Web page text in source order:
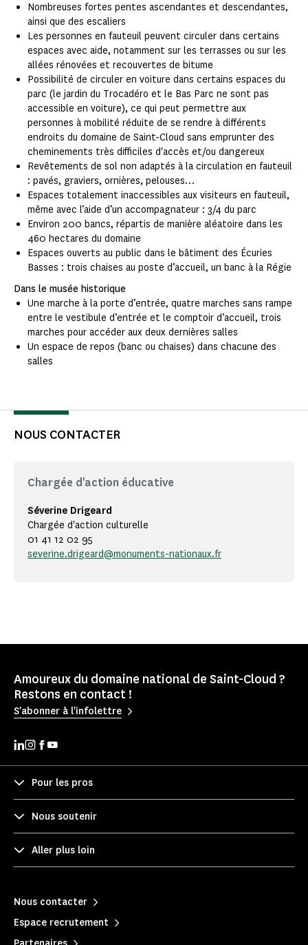
Nombreuses fortes pentes ascendantes et descendantes,
ainsi que des escaliers
Les personnes en fauteuil peuvent circuler dans certains
espaces avec aide, notamment sur les terrasses ou sur les
allées rénovées et recouvertes de bitume
Possibilité de circuler en voiture dans certains espaces du
parc (le jardin du Trocadéro et le Bas Parc ne sont pas
accessible en voiture), ce qui peut permettre aux
personnes à mobilité réduite de se rendre à différents
endroits du domaine de Saint-Cloud sans emprunter des
cheminements très difficiles d'accès et/ou dangereux
Revêtements de sol non adaptés à la circulation en fauteuil
: pavés, graviers, ornières, pelouses…
Espaces totalement inaccessibles aux visiteurs en fauteuil,
même avec l’aide d’un accompagnateur : 3/4 du parc
Environ 200 bancs, répartis de manière aléatoire dans les
460 hectares du domaine
Espaces ouverts au public dans le bâtiment des Écuries
Basses : trois chaises au poste d’accueil, un banc à la Régie
Dans le musée historique
Une marche à la porte d’entrée, quatre marches sans rampe
entre le vestibule d’entrée et le comptoir d’accueil, trois
marches pour accéder aux deux dernières salles
Un espace de repos (banc ou chaises) dans chacune des
salles
NOUS CONTACTER
Chargée d'action éducative
Séverine Drigeard
Chargée d'action culturelle
01 41 12 02 95
severine.drigeard@monuments-nationaux.fr
Amoureux du domaine national de Saint-Cloud ?
Restons en contact !
S'abonner à l'infolettre
Pour les pros
Nous soutenir
Aller plus loin
Nous contacter
Espace recrutement